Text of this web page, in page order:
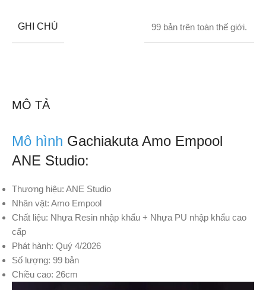
MÔ TẢ
Mô hình Gachiakuta Amo Empool
ANE Studio:
Thương hiệu: ANE Studio
Nhân vật: Amo Empool
Chất liệu: Nhựa Resin nhập khẩu + Nhựa PU nhập khẩu cao
cấp
Phát hành: Quý 4/2026
Số lượng: 99 bản
Chiều cao: 26cm
GHI CHÚ 99 bản trên toàn thế giới.